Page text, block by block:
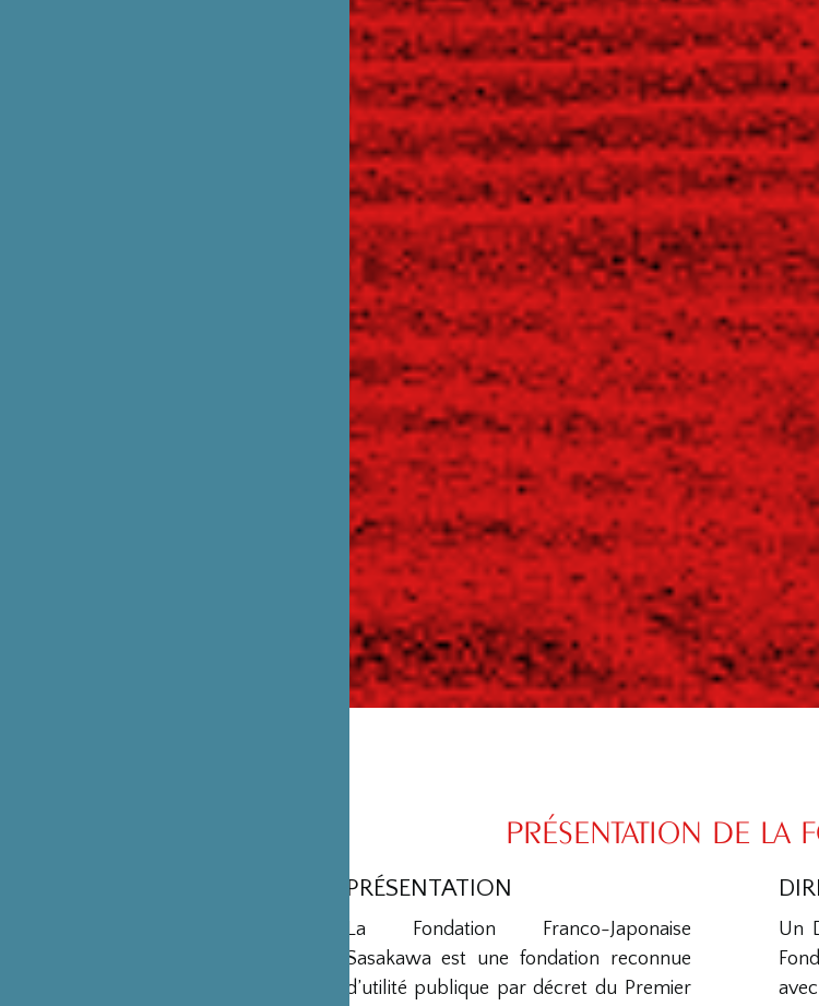
PRÉSENTATION DE LA
PRÉSENTATION
La Fondation Franco-Japonaise
Sasakawa est une fondation reconnue
d’utilité publique par décret du Premier
Un